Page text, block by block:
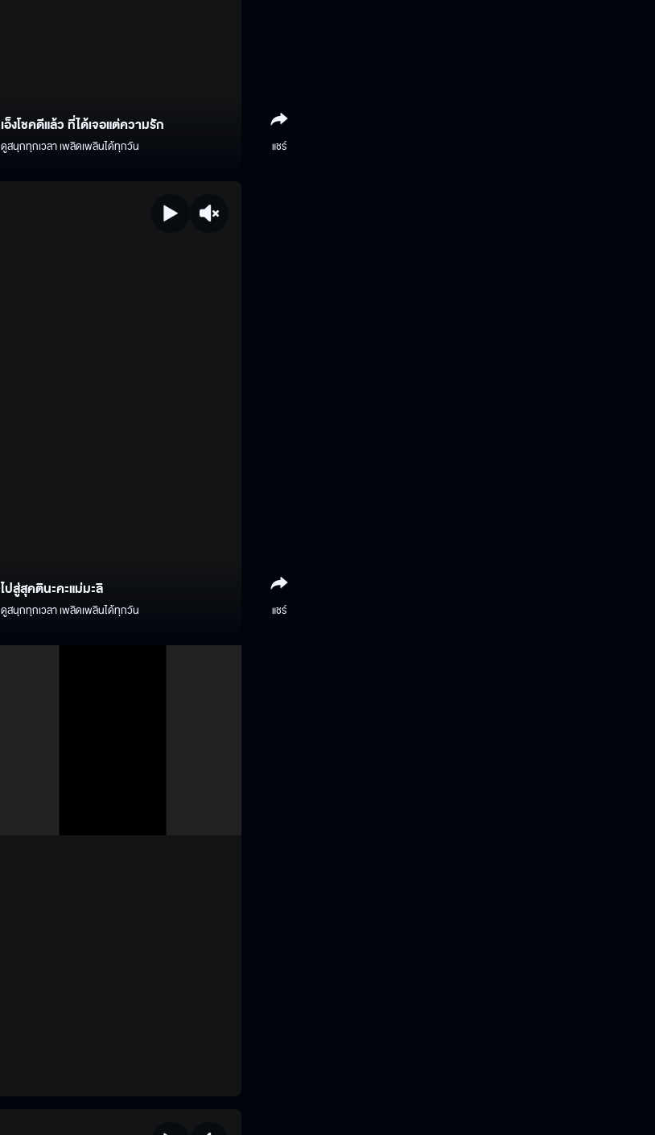
เอ็งโชคดีแล้ว ที่ได้เจอแต่ความรัก
ดูสนุกทุกเวลา เพลิดเพลินได้ทุกวัน แชร์
ไปสู่สุคตินะคะแม่มะลิ
ดูสนุกทุกเวลา เพลิดเพลินได้ทุกวัน แชร์